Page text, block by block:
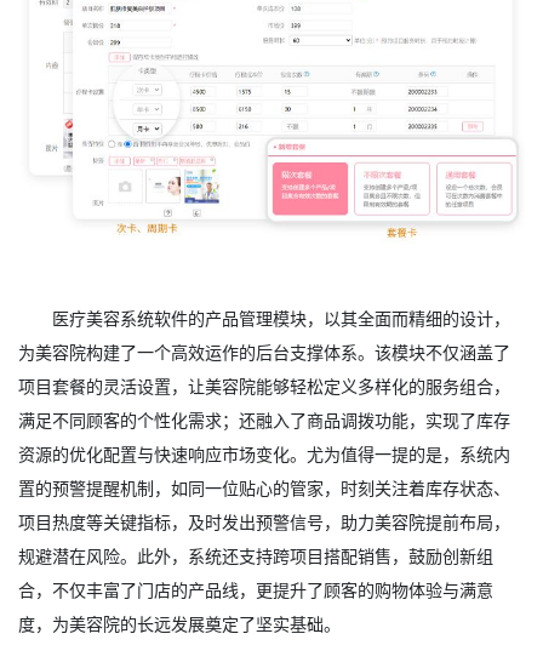
医疗美容系统软件的产品管理模块，以其全面而精细的设计，
为美容院构建了一个高效运作的后台支撑体系。该模块不仅涵盖了
项目套餐的灵活设置，让美容院能够轻松定义多样化的服务组合，
满足不同顾客的个性化需求；还融入了商品调拨功能，实现了库存
资源的优化配置与快速响应市场变化。尤为值得一提的是，系统内
置的预警提醒机制，如同一位贴心的管家，时刻关注着库存状态、
项目热度等关键指标，及时发出预警信号，助力美容院提前布局，
规避潜在风险。此外，系统还支持跨项目搭配销售，鼓励创新组
合，不仅丰富了门店的产品线，更提升了顾客的购物体验与满意
度，为美容院的长远发展奠定了坚实基础。